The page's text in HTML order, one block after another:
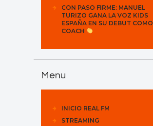
CON PASO FIRME: MANUEL
TURIZO GANA LA VOZ KIDS
ESPAÑA EN SU DEBUT COMO
COACH
Menu
INICIO REAL FM
STREAMING